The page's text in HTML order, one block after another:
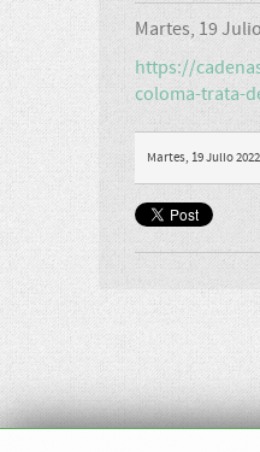
Martes, 19
https://
coloma-trata-
Martes, 19 Julio 2022